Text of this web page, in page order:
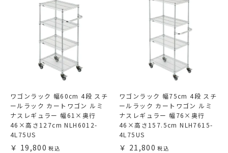
ワゴンラック 幅60cm 4段 スチ
ールラック カートワゴン ルミ
ナスレギュラー 幅61×奥行
46×高さ127cm NLH6012-
4L75US
19,800
ワゴンラック 幅75cm 4段 スチ
ールラック カートワゴン ルミ
ナスレギュラー 幅76×奥行
46×高さ157.5cm NLH7615-
4L75US
21,800